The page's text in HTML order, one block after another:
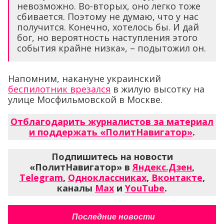
невозможно. Во-вторых, оно легко тоже
сбивается. Поэтому не думаю, что у нас
получится. Конечно, хотелось бы. И дай
бог, но вероятность наступления этого
события крайне низка», – подытожил он.
Напомним, накануне украинский
беспилотник врезался в жилую высотку на
улице Мосфильмовской в Москве.
Отблагодарить журналистов за материал
и поддержать «ПолитНавигатор».
Подпишитесь на новости
«ПолитНавигатор» вЯндекс.Дзен,
Telegram, Одноклассниках, Вконтакте,
каналы Max и YouTube.
Последние новости